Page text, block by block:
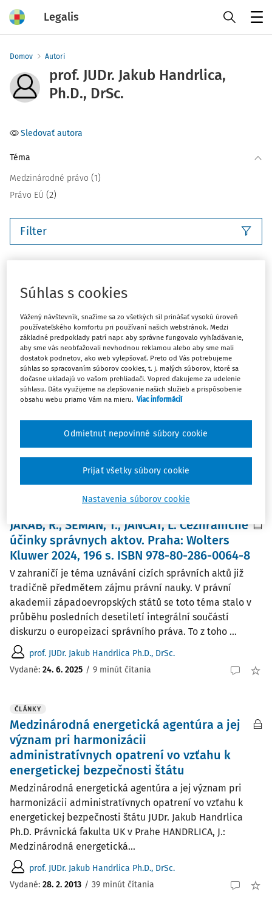
Legalis
Domov Autori
prof. JUDr. Jakub Handrlica,
Ph.D., DrSc.
Sledovať autora
Téma
Medzinárodné právo (1)
Právo EÚ (2)
Filter
Zoradiť podľa:
ČLÁNKY
Nad novým slovenským zákonem o
regulaci vesmírných aktivit
Úvod Dne 28. listopadu 2024 přijala Národní rada
Slovenské republiky nový slovenský zákon o regulaci
aktivit ve vesmírném 1) prostoru (dále jen zákon o
vesmírných aktivitách). 2) Ten byl...
/ 37 minút čítania
JAKAB, R., SEMAN, T., JANČÁT, L. Cezhraničné
účinky správnych aktov. Praha: Wolters
Kluwer 2024, 196 s. ISBN 978-80-286-0064-8
V zahraničí je téma uznávání cizích správních aktů již
tradičně předmětem zájmu právní nauky. V právní
akademii západoevropských států se toto téma stalo v
průběhu posledních desetiletí integrální součástí
diskurzu o europeizaci správního práva. To z toho ...
prof. JUDr. Jakub Handrlica Ph.D., DrSc.
Vydané: 24. 6. 2025 / 9 minút čítania
ČLÁNKY
Medzinárodná energetická agentúra a jej
význam pri harmonizácii
administratívnych opatrení vo vzťahu k
energetickej bezpečnosti štátu
Medzinárodná energetická agentúra a jej význam pri
harmonizácii administratívnych opatrení vo vzťahu k
energetickej bezpečnosti štátu JUDr. Jakub Handrlica
Ph.D. Právnická fakulta UK v Prahe HANDRLICA, J.:
Medzinárodná energetická...
prof. JUDr. Jakub Handrlica Ph.D., DrSc.
Vydané: 28. 2. 2013 / 39 minút čítania
Súhlas s cookies
Vážený návštevník, snažíme sa zo všetkých síl prinášať vysokú úroveň
používateľského komfortu pri používaní našich webstránok. Medzi
základné predpoklady patrí napr. aby správne fungovalo vyhľadávanie,
aby sme vás neobťažovali nevhodnou reklamou alebo aby sme mali
dostatok podnetov, ako web vylepšovať. Preto od Vás potrebujeme
súhlas so spracovaním súborov cookies, t. j. malých súborov, ktoré sa
dočasne ukladajú vo vašom prehliadači. Vopred ďakujeme za udelenie
súhlasu. Dáta využijeme na zlepšovanie našich služieb a prispôsobenie
obsahu webu priamo Vám na mieru. Viac informácií
Nastavenia súborov cookie
Odmietnut nepovinné súbory cookie
Prijať všetky súbory cookie